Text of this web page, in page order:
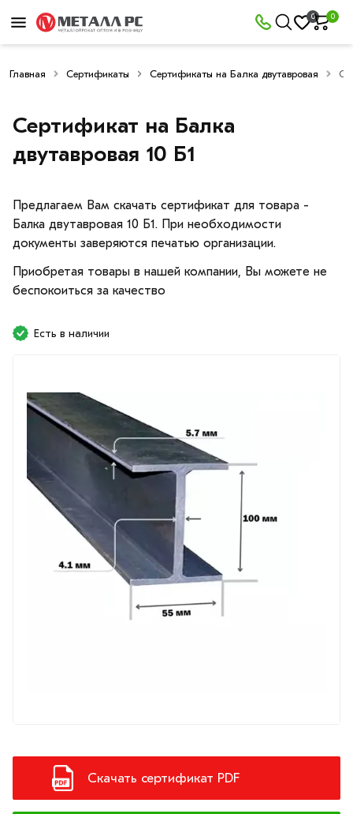
0 0
Главная Сертификаты Сертификаты на Балка двутавровая
Сертификат на Балка
двутавровая 10 Б1
Предлагаем Вам скачать сертификат для товара -
Балка двутавровая 10 Б1. При необходимости
документы заверяются печатью организации.
Приобретая товары в нашей компании, Вы можете не
беспокоиться за качество
Есть в наличии
Скачать сертификат PDF